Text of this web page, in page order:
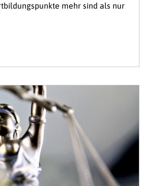
mehr sind als nur